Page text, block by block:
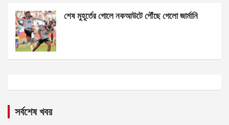
শেষ মুহূর্তের গোলে নকআউটে পৌঁছে গেলো জার্মানি
সর্বশেষ খবর